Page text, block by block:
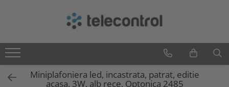
Teleco Automation
Teletask
Artsound
Miniplafoniera led, incastrata, patrat, editie
acasa, 3W, alb rece, Optonica 2485